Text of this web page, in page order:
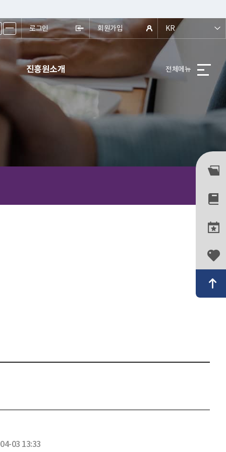
ㅡ 로그인 회원가입 KR
진흥원소개 전체메뉴
03 13:33